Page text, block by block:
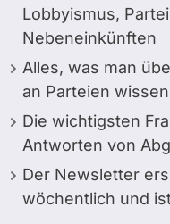
Lobbyismus,
Nebeneinkünften
Alles, was man
an Parteien
Die wichtigsten
Antworten von
Der Newsletter
wöchentlich und